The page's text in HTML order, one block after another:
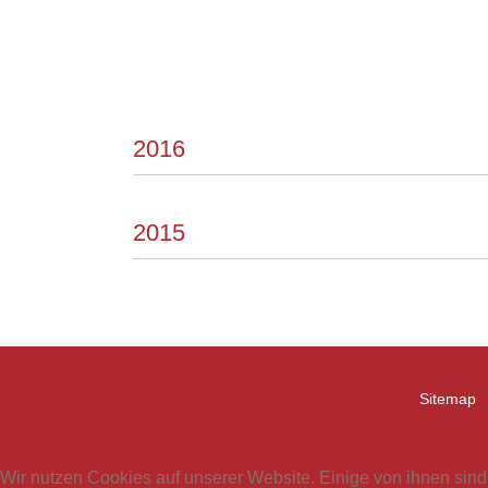
2016
2015
Sitemap
Wir nutzen Cookies auf unserer Website. Einige von ihnen